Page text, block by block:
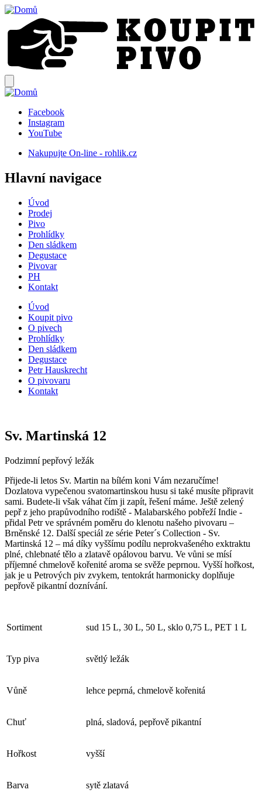
Přejít
hlavnímu
Sociální
Facebook
Instagram
YouTube
menu
Nakupujte On-line - rohlik.cz
Hlavní navigace
Úvod
Prodej
Pivo
Prohlídky
Den sládkem
Degustace
Pivovar
PH
Kontakt
Mobile
menu
Úvod
Koupit pivo
O pivech
Prohlídky
Den sládkem
Degustace
Petr Hauskrecht
O pivovaru
Kontakt
Sv. Martinská 12
Podzimní pepřový ležák
Přijede-li letos Sv. Martin na bílém koni Vám nezaručíme!
Dozlatova vypečenou svatomartinskou husu si také musíte připravit
sami. Budete-li však váhat čím ji zapít, řešení máme. Ještě zelený
pepř z jeho prapůvodního rodiště - Malabarského pobřeží Indie -
přidal Petr ve správném poměru do klenotu našeho pivovaru –
Brněnské 12. Další speciál ze série Peter´s Collection - Sv.
Martinská 12 – má díky vyššímu podílu neprokvašeného exktraktu
plné, chlebnaté tělo a zlatavě opálovou barvu. Ve vůni se mísí
příjemné chmelově kořenité aroma se svěže peprnou. Vyšší hořkost,
jak je u Petrových piv zvykem, tentokrát harmonicky doplňuje
pepřově pikantní doznívání.
Sortiment sud 15 L, 30 L, 50 L, sklo 0,75 L, PET 1 L
Typ piva světlý ležák
Vůně lehce peprná, chmelově kořenitá
Chuť plná, sladová, pepřově pikantní
Hořkost vyšší
Barva sytě zlatavá